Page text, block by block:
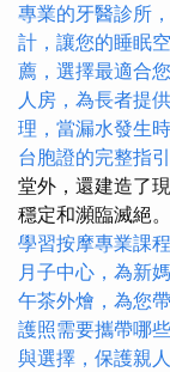
專業的牙醫診所
計，讓您的睡眠
薦，選擇最適合
人房，為長者提
理，當漏水發生
台胞證的完整指
堂外，還建造了
穩定和瀕臨滅絕。
學習按摩專業課程
月子中心，為新
午茶外燴，為您
護照需要攜帶哪
與選擇，保護親